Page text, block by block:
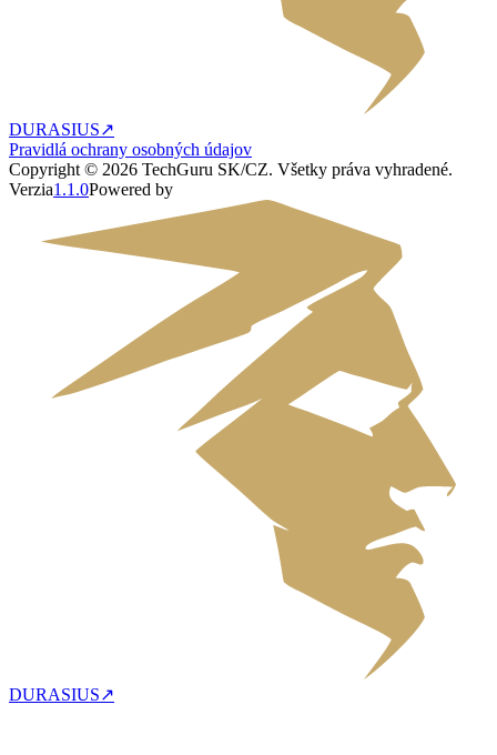
DURASIUS↗
Pravidlá ochrany osobných údajov
Copyright © 2026 TechGuru SK/CZ. Všetky práva vyhradené.
Verzia1.1.0Powered by
DURASIUS↗